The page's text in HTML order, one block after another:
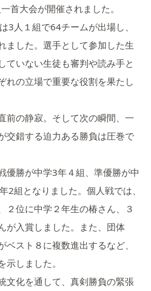
首大会が開催されました。
人１組で64チームが出場し、
ました。選手として参加した生
ていない生徒も審判や読み手と
れの立場で重要な役割を果たし
前の静寂。そして次の瞬間、一
交錯する迫力ある勝負は圧巻で
優勝が中学3年４組、準優勝が中
2組となりました。個人戦では、
２位に中学２年生の椿さん、３
が入賞しました。また、団体
スト８に複数進出するなど、
しました。
文化を通して、真剣勝負の緊張